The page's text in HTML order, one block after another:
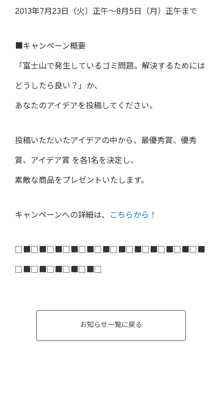
2013年7月23日（火）正午～8月5日（月）正午まで
■キャンペーン概要
「富士山で発生しているゴミ問題。解決するためには
どうしたら良い？」か、
あなたのアイデアを投稿してください。
投稿いただいたアイデアの中から、最優秀賞、優秀
賞、アイデア賞 を各1名を決定し、
素敵な商品をプレゼントいたします。
キャンペーンへの詳細は、 こちらから！
□■□■□■□■□■□■□■□■□■□■□■□■
□■□■□■□■□■□
お知らせ一覧に戻る